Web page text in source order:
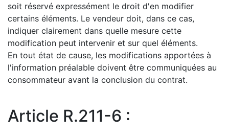
soit réservé expressément le droit d'en modifier
certains éléments. Le vendeur doit, dans ce cas,
indiquer clairement dans quelle mesure cette
modification peut intervenir et sur quel éléments.
En tout état de cause, les modifications apportées à
l'information préalable doivent être communiquées au
consommateur avant la conclusion du contrat.
Article R.211-6 :